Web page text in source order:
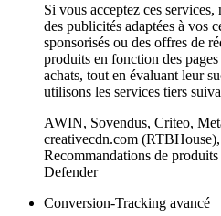
Si vous acceptez ces
des publicités adaptées à vos
sponsorisés ou des offres de
produits en fonction des
achats, tout en évaluant leur
utilisons les services tiers
AWIN, Sovendus, Criteo,
creativecdn.com
Recommandations de
Defender
Conversion-Tracking avancé